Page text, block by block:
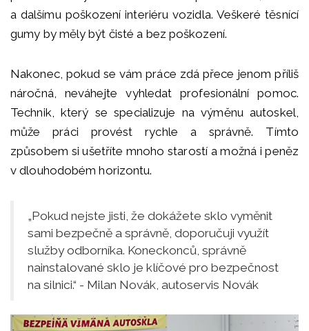
a dalšímu poškození interiéru vozidla. Veškeré těsnící
gumy by měly být čisté a bez poškození.
Nakonec, pokud se vám práce zdá přece jenom příliš
náročná, neváhejte vyhledat profesionální pomoc.
Technik, který se specializuje na výměnu autoskel,
může práci provést rychle a správně. Tímto
způsobem si ušetříte mnoho starostí a možná i peněz
v dlouhodobém horizontu.
„Pokud nejste jisti, že dokážete sklo vyměnit
sami bezpečně a správně, doporučuji využít
služby odborníka. Koneckonců, správně
nainstalované sklo je klíčové pro bezpečnost
na silnici.“ - Milan Novák, autoservis Novák